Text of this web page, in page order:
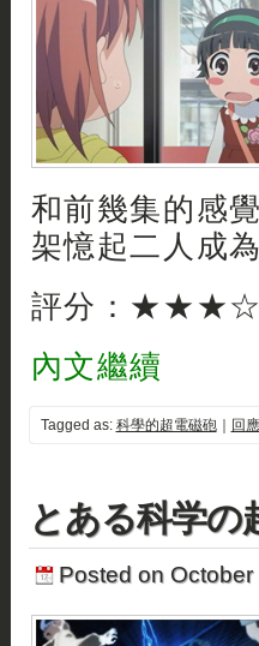
和前幾集的感
架憶起二人成
評分：
內文繼續
Tagged as: 科學的超電磁砲｜ 回
とある科学の
Posted on